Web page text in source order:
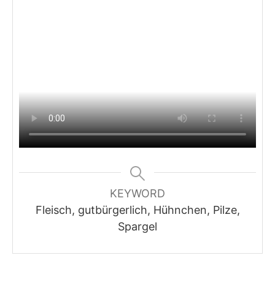
KEYWORD
Fleisch, gutbürgerlich, Hühnchen, Pilze,
Spargel